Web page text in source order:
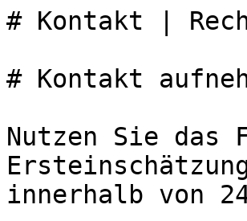
# Kontakt |
# Kontakt
Nutzen Sie das
innerhalb von